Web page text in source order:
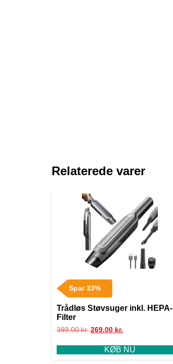
Relaterede varer
Spar 33%
Trådløs Støvsuger inkl. HEPA-
Filter
399.00kr. 269.00 kr.
KØB NU